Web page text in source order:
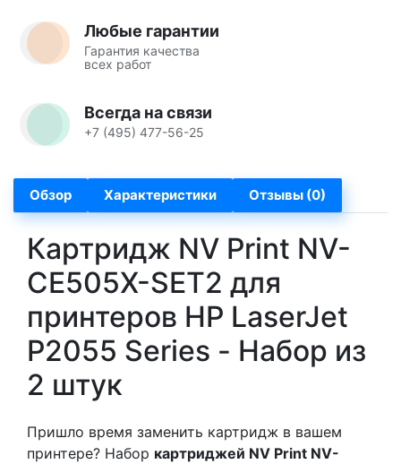
Любые гарантии
Гарантия качества
всех работ
Всегда на связи
+7 (495) 477-56-25
Обзор Характеристики Отзывы (0)
Картридж NV Print NV-
CE505X-SET2 для
принтеров HP LaserJet
P2055 Series - Набор из
2 штук
Пришло время заменить картридж в вашем
принтере? Набор картриджей NV Print NV-